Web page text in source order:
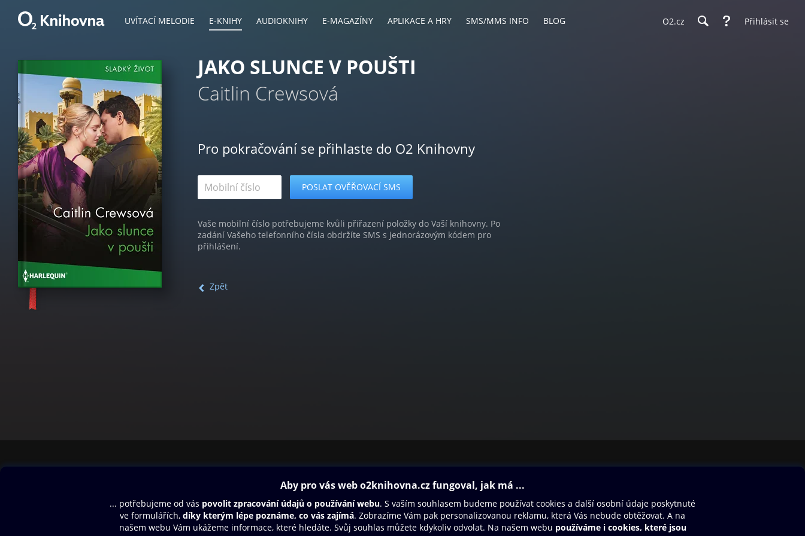
UVÍTACÍ MELODIE E-KNIHY AUDIOKNIHY E-MAGAZÍNY APLIKACE A HRY SMS/MMS INFO BLOG O2.cz Přihlásit se
JAKO SLUNCE V POUŠTI
Caitlin Crewsová
Pro pokračování se přihlaste do O2 Knihovny
Vaše mobilní číslo potřebujeme kvůli přiřazení položky do Vaší knihovny. Po
zadání Vašeho telefonního čísla obdržíte SMS s jednorázovým kódem pro
přihlášení.
Zpět
Aplikace a hry
SMS/MMS Info
Blog
Dárkový poukaz
Nápověda
Oneplay Originály
Sport